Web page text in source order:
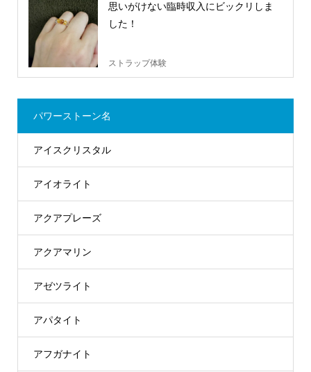
思いがけない臨時収入にビックリしま
した！
ストラップ体験
パワーストーン名
アイスクリスタル
アイオライト
アクアプレーズ
アクアマリン
アゼツライト
アパタイト
アフガナイト